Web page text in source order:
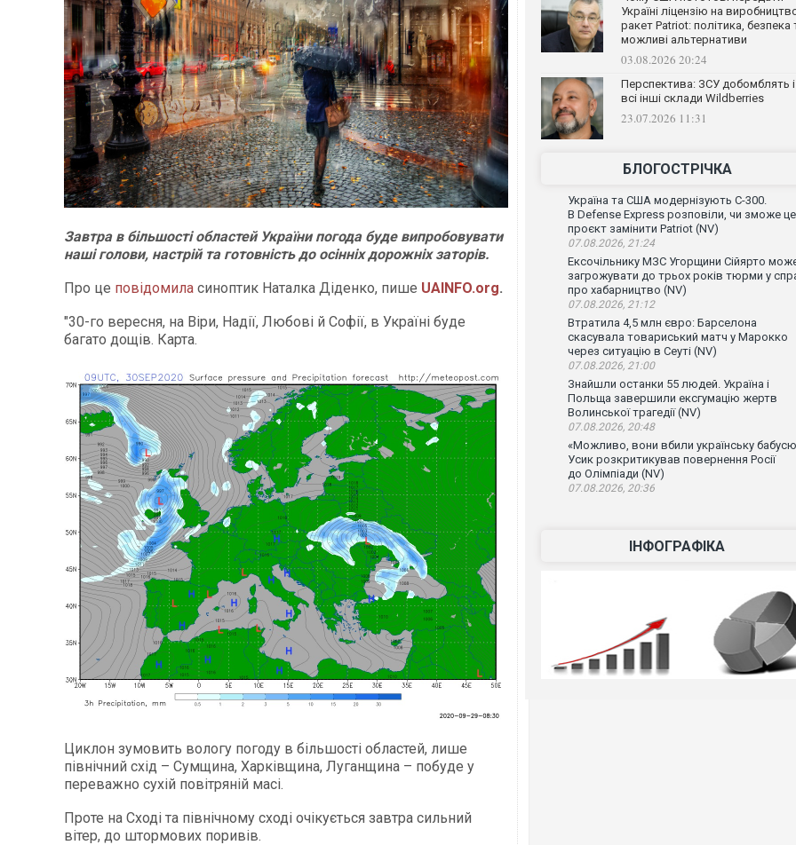
Завтра в більшості областей України погода буде випробовувати
наші голови, настрій та готовність до осінніх дорожніх заторів.
Про це повідомила синоптик Наталка Діденко, пише UAINFO.org.
"30-го вересня, на Віри, Надії, Любові й Софії, в Україні буде
багато дощів. Карта.
Циклон зумовить вологу погоду в більшості областей, лише
північний схід – Сумщина, Харківщина, Луганщина – побуде у
переважно сухій повітряній масі.
Проте на Сході та північному сході очікується завтра сильний
вітер, до штормових поривів.
Україні ліцензію на
ракет Patriot: політика, безпека
можливі альтернативи
03.08.2026 20:24
Перспектива: ЗСУ добомблять і
всі інші склади Wildberries
23.07.2026 11:31
БЛОГОСТРІЧКА
Україна та США модернізують С-300.
В Defense Express розповіли, чи зможе
проєкт замінити Patriot (NV)
07.08.2026, 21:24
Ексочільнику МЗС Угорщини Сійярто
загрожувати до трьох років тюрми у
про хабарництво (NV)
07.08.2026, 21:12
Втратила 4,5 млн євро: Барселона
скасувала товариський матч у Марокко
через ситуацію в Сеуті (NV)
07.08.2026, 21:00
Знайшли останки 55 людей. Україна і
Польща завершили ексгумацію жертв
Волинської трагедії (NV)
07.08.2026, 20:48
«Можливо, вони вбили українську
Усик розкритикував повернення Росії
до Олімпіади (NV)
07.08.2026, 20:36
ІНФОГРАФІКА